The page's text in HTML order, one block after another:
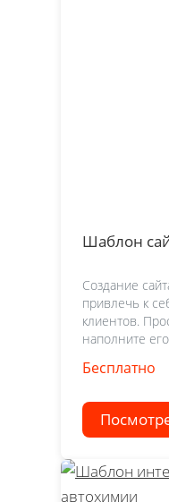
Шаблон
Создание
привлечь к
клиентов.
наполните
Бесплатно